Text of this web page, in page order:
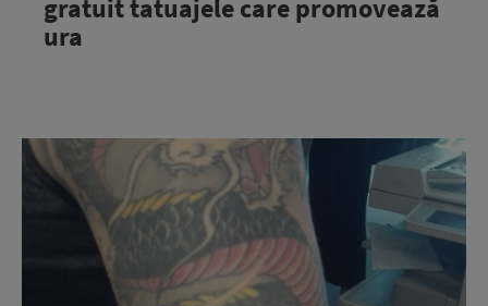
gratuit tatuajele care promovează
ura